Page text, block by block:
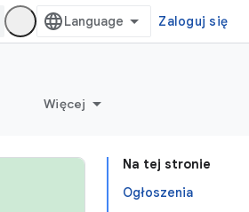
Zaloguj się
Więcej
Na tej stronie
Ogłoszenia